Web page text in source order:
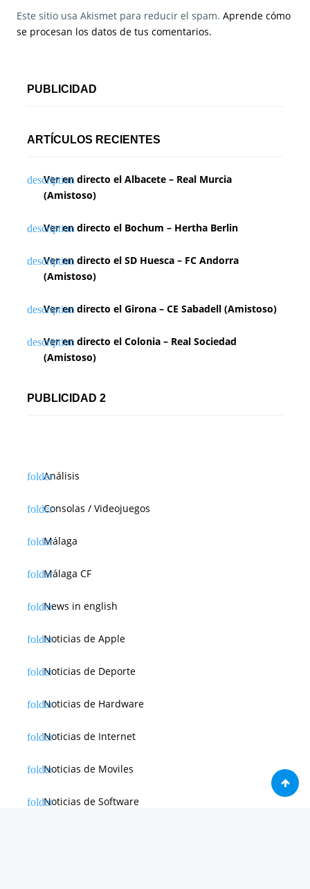
Este sitio usa Akismet para reducir el spam. Aprende cómo
se procesan los datos de tus comentarios.
PUBLICIDAD
ARTÍCULOS RECIENTES
Ver en directo el Albacete – Real Murcia
(Amistoso)
Ver en directo el Bochum – Hertha Berlin
Ver en directo el SD Huesca – FC Andorra
(Amistoso)
Ver en directo el Girona – CE Sabadell (Amistoso)
Ver en directo el Colonia – Real Sociedad
(Amistoso)
PUBLICIDAD 2
Análisis
Consolas / Videojuegos
Málaga
Málaga CF
News in english
Noticias de Apple
Noticias de Deporte
Noticias de Hardware
Noticias de Internet
Noticias de Moviles
Noticias de Software